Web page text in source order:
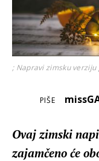
; Napravi zimsku verziju
PIŠE
Ovaj zimski
zajamčeno će